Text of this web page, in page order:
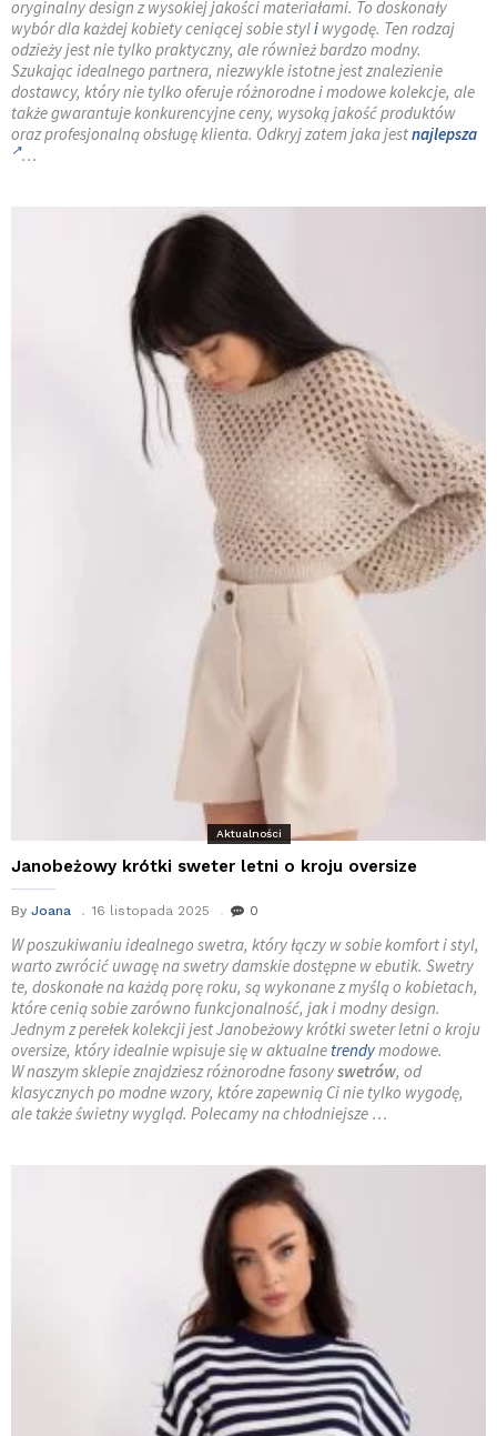
oryginalny design z wysokiej jakości materiałami. To doskonały
wybór dla każdej kobiety ceniącej sobie styli wygodę. Ten rodzaj
odzieży jest nie tylko praktyczny, ale również bardzo modny.
Szukając idealnego partnera, niezwykle istotne jest znalezienie
dostawcy, który nie tylko oferuje różnorodne i modowe kolekcje, ale
także gwarantuje konkurencyjne ceny, wysoką jakość produktów
oraz profesjonalną obsługę klienta. Odkryj zatem jaka jestnajlepsza
…
Aktualności
Janobeżowy krótki sweter letni o kroju oversize
By Joana 16 listopada 2025 0
W poszukiwaniu idealnego swetra, który łączy w sobie komfort i styl,
warto zwrócić uwagę na swetry damskie dostępne w ebutik. Swetry
te, doskonałe na każdą porę roku, są wykonane z myślą o kobietach,
które cenią sobie zarówno funkcjonalność, jak i modny design.
Jednym z perełek kolekcji jest Janobeżowy krótki sweter letni o kroju
oversize, który idealnie wpisuje się w aktualne trendymodowe.
W naszym sklepie znajdziesz różnorodne fasonyswetrów, od
klasycznych po modne wzory, które zapewnią Ci nie tylko wygodę,
ale także świetny wygląd. Polecamy na chłodniejsze …